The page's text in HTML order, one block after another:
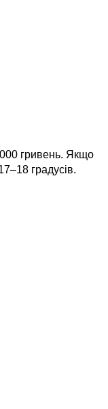
гривень. Якщо
градусів.